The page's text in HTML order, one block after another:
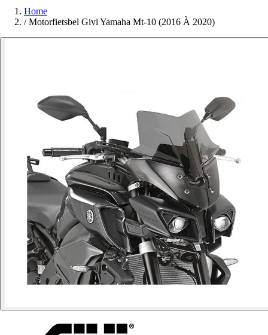
Home
/ Motorfietsbel Givi Yamaha Mt-10 (2016 À 2020)